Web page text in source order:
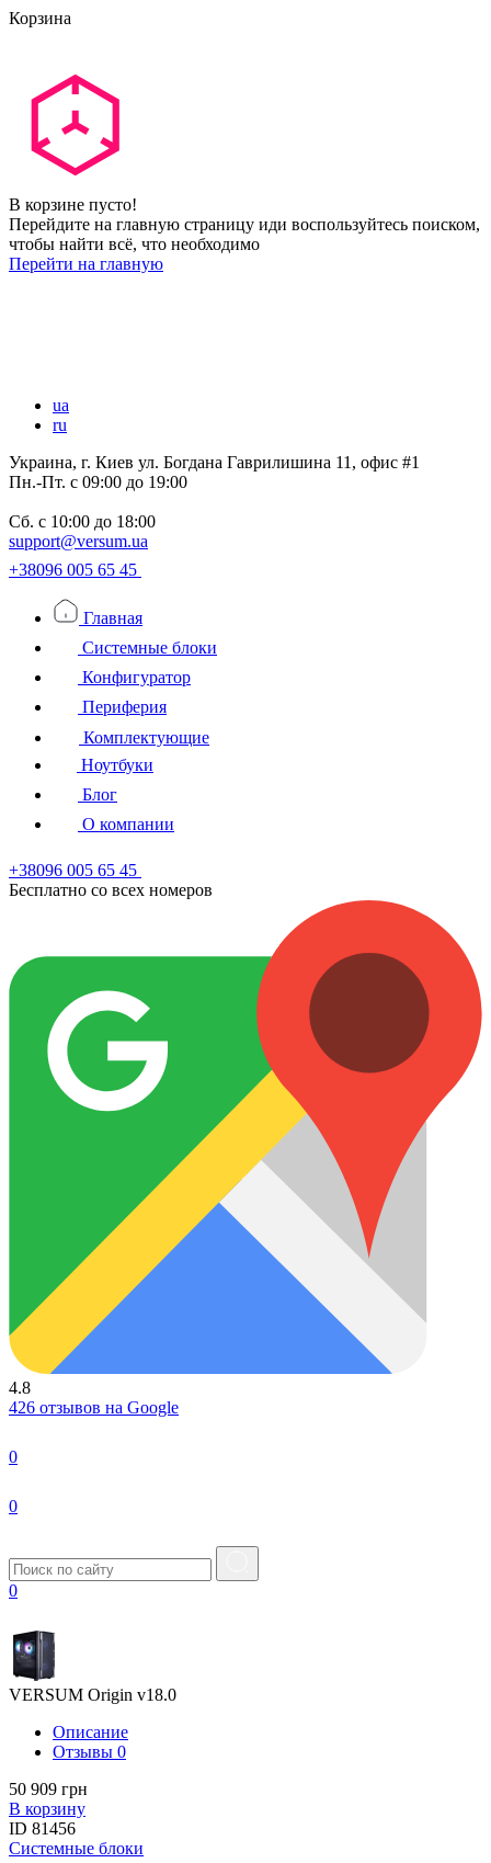
Корзина
В корзине пусто!
Перейдите на главную страницу иди воспользуйтесь поиском,
чтобы найти всё, что необходимо
Перейти на главную
ua
ru
Украина, г. Киев ул. Богдана Гаврилишина 11, офис #1
Пн.-Пт. с 09:00 до 19:00
Сб. с 10:00 до 18:00
support@versum.ua
+38096 005 65 45
Главная
Системные блоки
Конфигуратор
Периферия
Комплектующие
Ноутбуки
Блог
О компании
+38096 005 65 45
Бесплатно со всех номеров
4.8
426 отзывов на Google
0
0
0
VERSUM Origin v18.0
Описание
Отзывы 0
50 909 грн
В корзину
ID 81456
Системные блоки